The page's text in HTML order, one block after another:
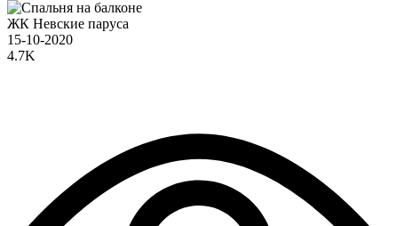
ЖК Невские паруса
15-10-2020
4.7K